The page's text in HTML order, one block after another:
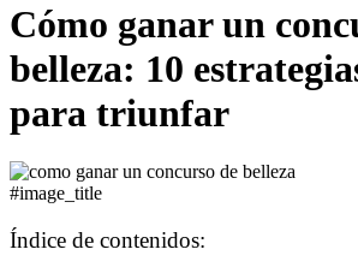
Cómo ganar un
belleza: 10
para triunfar
#image_title
Índice de contenidos: